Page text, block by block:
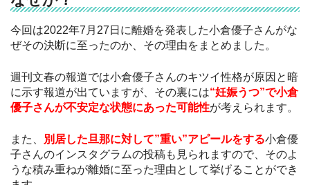
今回は2022年7月27日に離婚を発表した小倉優子さんがな
ぜその決断に至ったのか、その理由をまとめました。
週刊文春の報道では小倉優子さんのキツイ性格が原因と暗
に示す報道が出ていますが、その裏には“妊娠うつ”で小倉
優子さんが不安定な状態にあった可能性が考えられます。
また、 別居した旦那に対して”重い”アピールをする小倉優
子さんのインスタグラムの投稿も見られますので、そのよ
うな積み重ねが離婚に至った理由として挙げることができ